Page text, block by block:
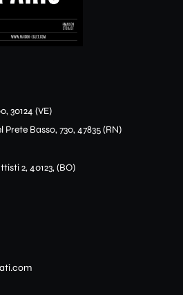
30124 (VE)
Basso, 730, 47835 (RN)
2, 40123, (BO)